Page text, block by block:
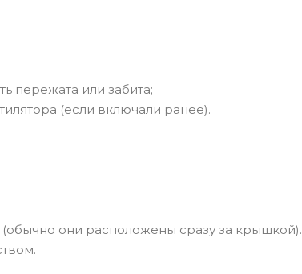
пережата или забита;
(если включали ранее).
они расположены сразу за крышкой).